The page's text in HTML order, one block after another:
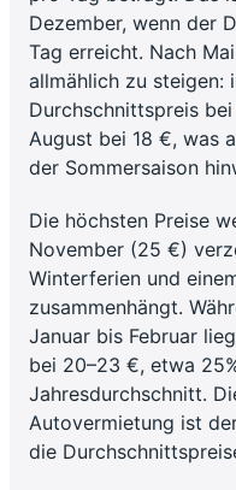
Dezember, wenn der
Tag erreicht. Nach
allmählich zu steigen:
Durchschnittspreis
August bei 18 €, was
der Sommersaison
Die höchsten Preise
November (25 €)
Winterferien und
zusammenhängt.
Januar bis Februar
bei 20–23 €, etwa
Jahresdurchschnitt.
Autovermietung ist
die